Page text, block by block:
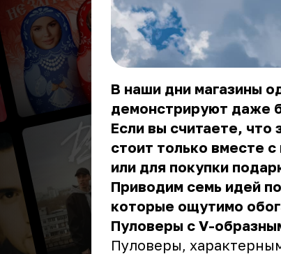
В наши дни магазины
демонстрируют даже
Если вы считаете, что
стоит только вместе
или для покупки
Приводим семь идей
которые ощутимо
Пуловеры с V-
Пуловеры,